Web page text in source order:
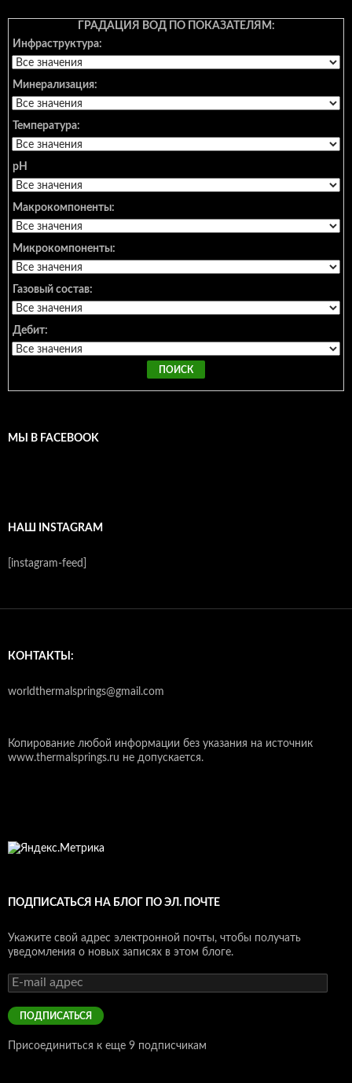
ГРАДАЦИЯ ВОД ПО ПОКАЗАТЕЛЯМ:
Инфраструктура:
Минерализация:
Температура:
pH
Макрокомпоненты:
Микрокомпоненты:
Газовый состав:
Дебит:
МЫ В FACEBOOK
НАШ INSTAGRAM
[instagram-feed]
КОНТАКТЫ:
worldthermalsprings@gmail.com
Копирование любой информации без указания на источник
www.thermalsprings.ru не допускается.
ПОДПИСАТЬСЯ НА БЛОГ ПО ЭЛ. ПОЧТЕ
Укажите свой адрес электронной почты, чтобы получать
уведомления о новых записях в этом блоге.
E-
mail
адрес
ПОДПИСАТЬСЯ
Присоединиться к еще 9 подписчикам